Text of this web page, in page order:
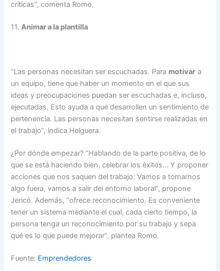
críticas”, comenta Romo.
11. Animar a la plantilla
“Las personas necesitan ser escuchadas. Para motivar a
un equipo, tiene que haber un momento en el que sus
ideas y preocupaciones puedan ser escuchadas e, incluso,
ejecutadas. Esto ayuda a que desarrollen un sentimiento de
pertenencia. Las personas necesitan sentirse realizadas en
el trabajo”, indica Helguera.
¿Por dónde empezar? “Hablando de la parte positiva, de lo
que se está haciendo bien, celebrar los éxitos… Y proponer
acciones que nos saquen del trabajo: Vamos a tomarnos
algo fuera, vamos a salir del entorno laboral”, propone
Jericó. Además, “ofrece reconocimiento. Es conveniente
tener un sistema mediante el cual, cada cierto tiempo, la
persona tenga un reconocimiento por su trabajo y sepa
qué es lo que puede mejorar”, plantea Romo.
Fuente: Emprendedores